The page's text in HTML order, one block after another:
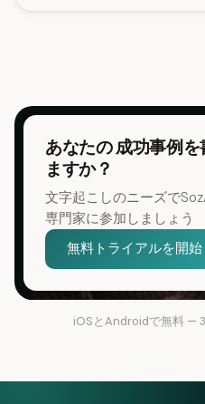
あなたの 成功事例
ますか？
文字起こしのニーズで
専門家に参加しましょう
無料トライアルを開始
iOSとAndroidで無料 —